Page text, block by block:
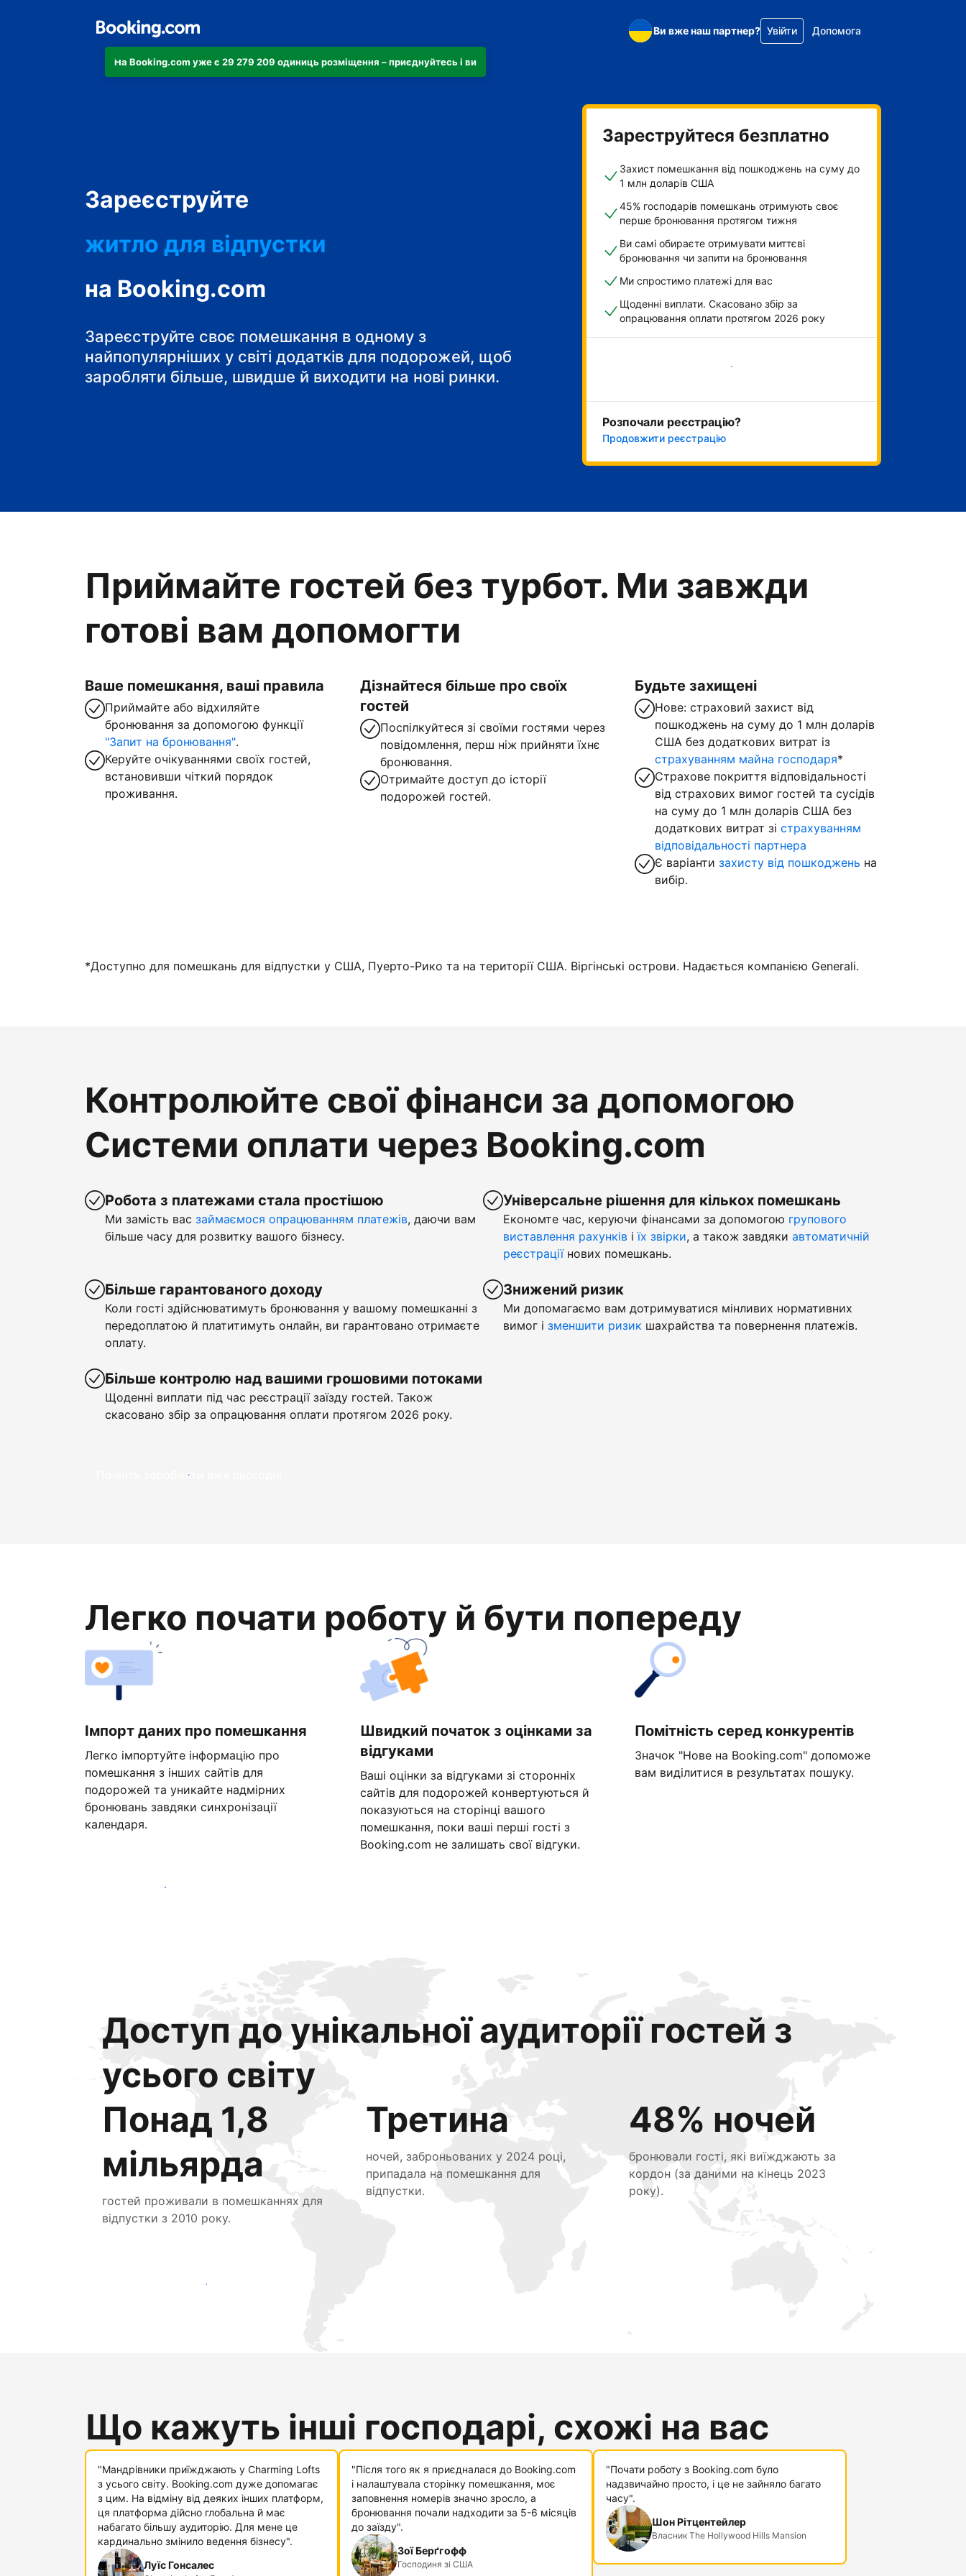
На Booking.com уже є 29 279 209 одиниць розміщення – приєднуйтесь і ви
Ви вже наш партнер? Увійти Допомога
Зареєструйте
готель
житло для відпустки
гостьовий будинок
готель типу "ліжко і сніданок"
на Booking.com
Зареєструйте своє помешкання в одному з
найпопулярніших у світі додатків для подорожей, щоб
заробляти більше, швидше й виходити на нові ринки.
Зареструйтеся безплатно
Захист помешкання від пошкоджень на суму до
1 млн доларів США
45% господарів помешкань отримують своє
перше бронювання протягом тижня
Ви самі обираєте отримувати миттєві
бронювання чи запити на бронювання
Ми спростимо платежі для вас
Щоденні виплати. Скасовано збір за
опрацювання оплати протягом 2026 року
Розпочати зараз
Розпочали реєстрацію?
Продовжити реєстрацію
Приймайте гостей без турбот. Ми завжди
готові вам допомогти
Ваше помешкання, ваші правила
Приймайте або відхиляйте
бронювання за допомогою функції
"Запит на бронювання".
Керуйте очікуваннями своїх гостей,
встановивши чіткий порядок
проживання.
Дізнайтеся більше про своїх
гостей
Поспілкуйтеся зі своїми гостями через
повідомлення, перш ніж прийняти їхнє
бронювання.
Отримайте доступ до історії
подорожей гостей.
Будьте захищені
Нове: страховий захист від
пошкоджень на суму до 1 млн доларів
США без додаткових витрат із
страхуванням майна господаря*
Страхове покриття відповідальності
від страхових вимог гостей та сусідів
на суму до 1 млн доларів США без
додаткових витрат зістрахуванням
відповідальності партнера
Є варіантизахисту від пошкоджень на
вибір.
Зареєструвати помешкання вже зараз
*Доступно для помешкань для відпустки у США, Пуерто-Рико та на території США. Віргінські острови. Надається компанією Generali.
Контролюйте свої фінанси за допомогою
Системи оплати через Booking.com
Робота з платежами стала простішою
Ми замість вас займаємося опрацюванням платежів, даючи вам
більше часу для розвитку вашого бізнесу.
Більше гарантованого доходу
Коли гості здійснюватимуть бронювання у вашому помешканні з
передоплатою й платитимуть онлайн, ви гарантовано отримаєте
оплату.
Більше контролю над вашими грошовими потоками
Щоденні виплати під час реєстрації заїзду гостей. Також
скасовано збір за опрацювання оплати протягом 2026 року.
Універсальне рішення для кількох помешкань
Економте час, керуючи фінансами за допомогою групового
виставлення рахунків іїх звірки, а також завдяки автоматичній
реєстраціїнових помешкань.
Знижений ризик
Ми допомагаємо вам дотримуватися мінливих нормативних
вимог і зменшити ризик шахрайства та повернення платежів.
Почніть заробляти вже сьогодні
Легко почати роботу й бути попереду
Імпорт даних про помешкання
Легко імпортуйте інформацію про
помешкання з інших сайтів для
подорожей та уникайте надмірних
бронювань завдяки синхронізації
календаря.
Швидкий початок з оцінками за
відгуками
Ваші оцінки за відгуками зі сторонніх
сайтів для подорожей конвертуються й
показуються на сторінці вашого
помешкання, поки ваші перші гості з
Booking.com не залишать свої відгуки.
Помітність серед конкурентів
Значок "Нове на Booking.com" допоможе
вам виділитися в результатах пошуку.
Розпочати вже сьогодні
Доступ до унікальної аудиторії гостей з
усього світу
Понад 1,8
мільярда
гостей проживали в помешканнях для
відпустки з 2010 року.
Третина
ночей, заброньованих у 2024 році,
припадала на помешкання для
відпустки.
48% ночей
бронювали гості, які виїжджають за
кордон (за даними на кінець 2023
року).
Привабити нових гостей вже сьогодні
Що кажуть інші господарі, схожі на вас
"Мандрівники приїжджають у Charming Lofts
з усього світу. Booking.com дуже допомагає
з цим. На відміну від деяких інших платформ,
ця платформа дійсно глобальна й має
набагато більшу аудиторію. Для мене це
кардинально змінило ведення бізнесу".
Луїс Гонсалес
"Після того як я приєдналася до Booking.com
і налаштувала сторінку помешкання, моє
заповнення номерів значно зросло, а
бронювання почали надходити за 5-6 місяців
до заїзду".
Зої Берґгофф
Господиня зі США
"Почати роботу з Booking.com було
надзвичайно просто, і це не зайняло багато
часу".
Шон Рітцентейлер
Власник The Hollywood Hills Mansion